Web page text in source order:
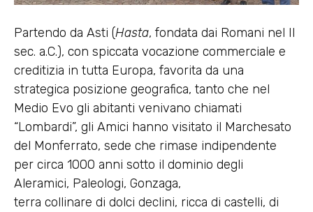
Partendo da Asti (Hasta, fondata dai Romani nel II
sec. a.C.), con spiccata vocazione commerciale e
creditizia in tutta Europa, favorita da una
strategica posizione geogra­fica, tanto che nel
Medio Evo gli abitanti venivano chiamati
“Lombardi”, gli Amici hanno visitato il Marchesato
del Mon­ferrato, sede che ri­mase indipendente
per circa 1000 anni sotto il dominio degli
Aleramici, Paleologi, Gonzaga,
terra colli­nare di dolci declini, ricca di castelli, di